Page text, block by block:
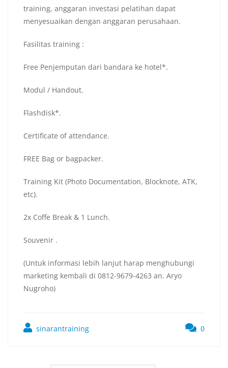
training, anggaran investasi pelatihan dapat
menyesuaikan dengan anggaran perusahaan.
Fasilitas training :
Free Penjemputan dari bandara ke hotel*.
Modul / Handout.
Flashdisk*.
Certificate of attendance.
FREE Bag or bagpacker.
Training Kit (Photo Documentation, Blocknote, ATK,
etc).
2x Coffe Break & 1 Lunch.
Souvenir .
(Untuk informasi lebih lanjut harap menghubungi
marketing kembali di 0812-9679-4263 an. Aryo
Nugroho)
sinarantraining 0